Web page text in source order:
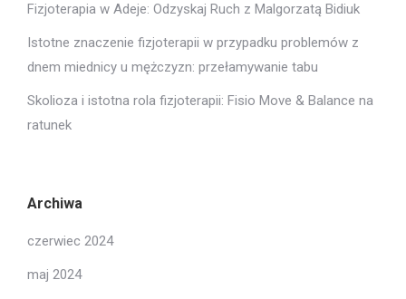
Fizjoterapia w Adeje: Odzyskaj Ruch z Malgorzatą Bidiuk
Istotne znaczenie fizjoterapii w przypadku problemów z
dnem miednicy u mężczyzn: przełamywanie tabu
Skolioza i istotna rola fizjoterapii: Fisio Move & Balance na
ratunek
Archiwa
czerwiec 2024
maj 2024